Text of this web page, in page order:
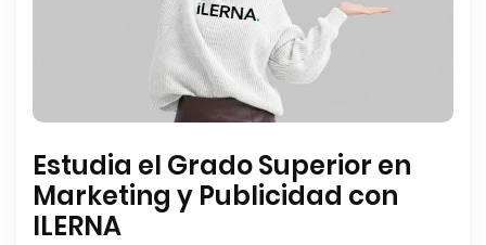
Estudia el Grado Superior en
Marketing y Publicidad con
ILERNA